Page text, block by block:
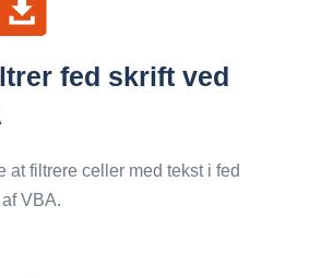
fed skrift ved
at filtrere celler med tekst i fed
VBA.